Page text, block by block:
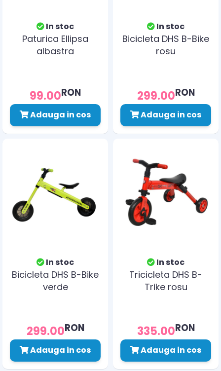
In stoc
Paturica Ellipsa
albastra
99.00RON
Adauga in cos
In stoc
Bicicleta DHS B-Bike
rosu
299.00RON
Adauga in cos
In stoc
Bicicleta DHS B-Bike
verde
299.00RON
Adauga in cos
In stoc
Tricicleta DHS B-
Trike rosu
335.00RON
Adauga in cos